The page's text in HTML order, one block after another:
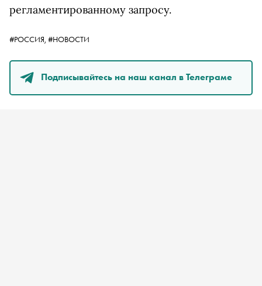
регламентированному запросу.
#РОССИЯ, #НОВОСТИ
Подписывайтесь на наш канал в Телеграме